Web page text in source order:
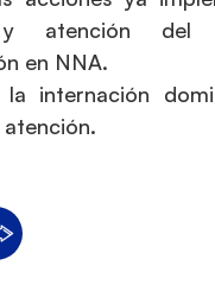
y atención del
en NNA.
la internación